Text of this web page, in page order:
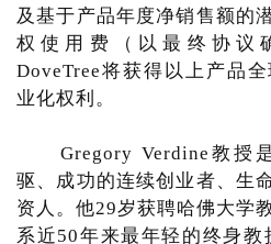
及基于产品年度净销售额的
权使用费（以最终协议
DoveTree将获得以上产品
业化权利。
Gregory Verdine教授
驱、成功的连续创业者、生
资人。他29岁获聘哈佛大学
系近50年来最年轻的终身教